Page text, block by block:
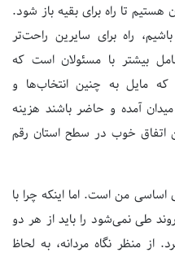
هستیم تا راه برای بقیه باز شود.
راه برای سایرین راحت‌تر
بیشتر با مسئولان است که
که مایل به چنین انتخاب‌ها و
میدان آمده و حاضر باشند هزینه
اتفاق خوب در سطح استان رقم
من است. اما اینکه چرا با
طی نمی‌شود را باید از هر دو
از منظر نگاه مردانه، به لحاظ